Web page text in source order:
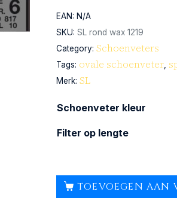
EAN: N/A
SKU: SL rond wax 1219
Category: Schoenveters
Tags: ovale schoenveter
Merk: SL
Schoenveter kleur
Filter op lengte
TOEVOEGEN AAN